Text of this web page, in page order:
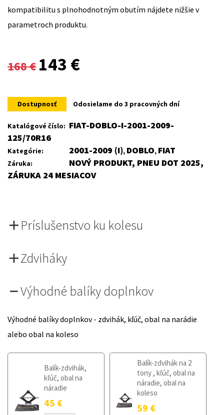
kompatibilitu s plnohodnotným obutím nájdete nižšie v
parametroch produktu.
168€
Original
was:
168 €.
143 €
is:
143 €.
Dostupnosť Odosielame do 3 pracovných dní
Katalógové číslo: FIAT-DOBLO-I-2001-2009-
125/70R16
Kategórie: 2001-2009 (I), DOBLO, FIAT
Záruka:
NOVÝ PRODUKT, PNEU DOT 2025,
ZÁRUKA 24 MESIACOV
Príslušenstvo ku kolesu
Zdviháky
Výhodné balíky doplnkov
Výhodné balíky doplnkov - zdvihák, kľúč, obal na narádie
alebo obal na koleso
Balík-zdvihák,
kľúč, obal na
náradie
45 €
Balík-zdvihák na 2
tony , kľúč, obal na
náradie, obal na
koleso
59 €